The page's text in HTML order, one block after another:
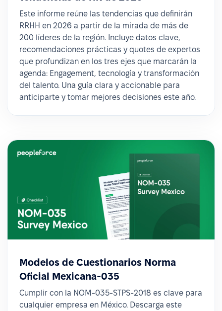
Este informe reúne las tendencias que definirán
RRHH en 2026 a partir de la mirada de más de
200 líderes de la región. Incluye datos clave,
recomendaciones prácticas y quotes de expertos
que profundizan en los tres ejes que marcarán la
agenda: Engagement, tecnología y transformación
del talento. Una guía clara y accionable para
anticiparte y tomar mejores decisiones este año.
Modelos de Cuestionarios Norma
Oficial Mexicana-035
Cumplir con la NOM-035-STPS-2018 es clave para
cualquier empresa en México. Descarga este